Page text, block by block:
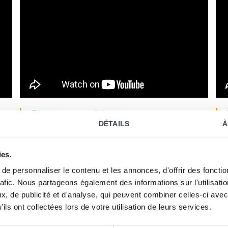
DÉTAILS
personnaliser le contenu et les annonces, d'offrir des
Nous partageons également des informations sur
de publicité et d'analyse, qui peuvent combiner celles-ci
ont collectées lors de votre utilisation de leurs services.
Témoignages participants
suite formation « Boostez votre impact à l’Oral »
pour managers « Ville de Lyon » :
confort, j’ai levé des freins
importants comme mon syndrome de
l’imposteur